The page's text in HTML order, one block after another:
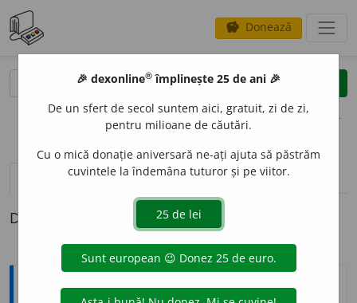
savings Donează
clear
opțiuni
definiții (1) pronunțievolume_up (30)
Definiția cu ID-ul 574654:
Enciclopedice
🎉 dexonline® împlinește 25 de ani 🎉
De un sfert de secol suntem aici, gratuit, zi de zi,
pentru milioane de căutări.
Cu o mică donație aniversară ne-ați ajuta să păstrăm
cuvintele la îndemâna tuturor și pe viitor.